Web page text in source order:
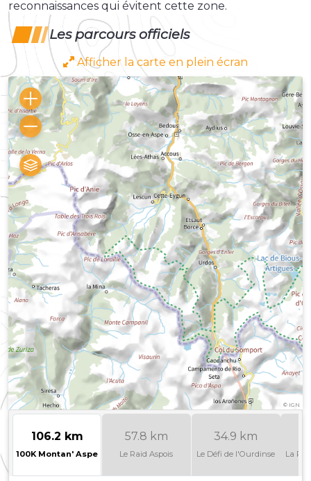
reconnaissances qui évitent cette zone.
Les parcours officiels
Afficher la carte en plein écran
© IGN
106.2 km
100K Montan' Aspe
57.8 km
Le Raid Aspois
34.9 km
Le Défi de l'Ourdinse La